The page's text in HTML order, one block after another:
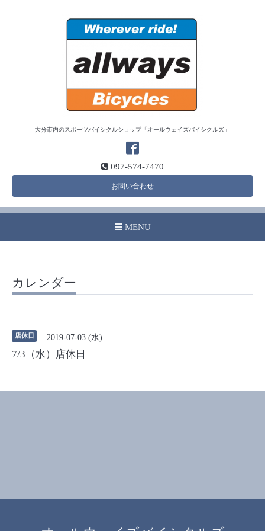
大分市内のスポーツバイシクルショップ「オールウェイズバイシクルズ」
097-574-7470
お問い合わせ
MENU
カレンダー
店休日 2019-07-03 (水)
7/3（水）店休日